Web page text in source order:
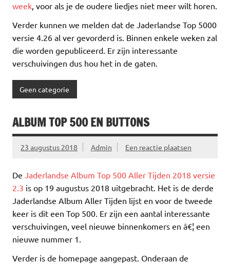
week, voor als je de oudere liedjes niet meer wilt horen.
Verder kunnen we melden dat de Jaderlandse Top 5000
versie 4.26 al ver gevorderd is. Binnen enkele weken zal
die worden gepubliceerd. Er zijn interessante
verschuivingen dus hou het in de gaten.
Geen categorie
ALBUM TOP 500 EN BUTTONS
23 augustus 2018 Admin Een reactie plaatsen
De Jaderlandse Album Top 500 Aller Tijden 2018 versie
2.3 is op 19 augustus 2018 uitgebracht. Het is de derde
Jaderlandse Album Aller Tijden lijst en voor de tweede
keer is dit een Top 500. Er zijn een aantal interessante
verschuivingen, veel nieuwe binnenkomers en â€¦ een
nieuwe nummer 1.
Verder is de homepage aangepast. Onderaan de